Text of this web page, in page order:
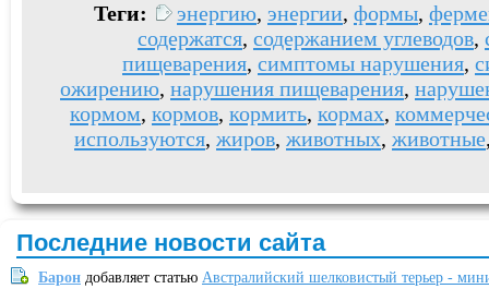
Теги: энергию, энергии, формы,
содержатся, содержанием углеводов,
пищеварения, симптомы нарушения,
ожирению, нарушения пищеварения,
кормом, кормов, кормить, кормах,
используются, жиров, животных, животные
Последние новости сайта
Барон добавляет статью Австралийский шелковистый терьер -